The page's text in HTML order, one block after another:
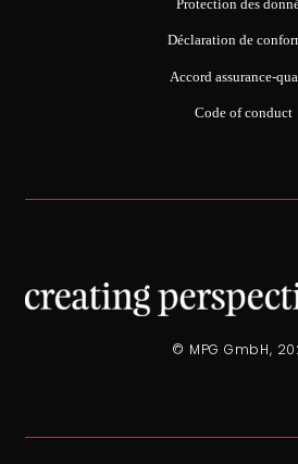
© MPG GmbH,
Protection des
Déclaration de
Accord assurance-
Code of conduct